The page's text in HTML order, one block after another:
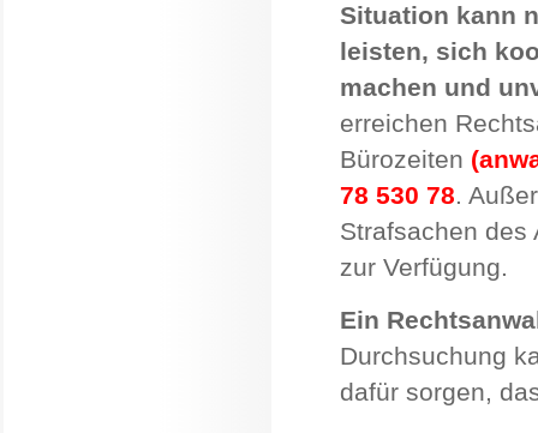
Situation kann
leisten, sich
machen und
erreichen
Bürozeiten
78 530 78.
Strafsachen des
zur Verfügung.
Ein
Durchsuchung
dafür sorgen,